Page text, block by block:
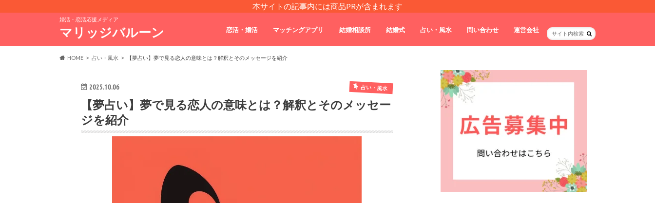
本サイトの記事内には商品PRが含まれます
婚活・恋活応援メディア
マリッジバルーン 恋活・婚活 マッチングアプリ 結婚相談所 結婚式 占い・風水 問い合わせ 運営会社
HOME 占い・風水 【夢占い】夢で見る恋人の意味とは？解釈とそのメッセージを紹介
2025.10.06 占い・風水
【夢占い】夢で見る恋人の意味とは？解釈とそのメッセー
ジを紹介